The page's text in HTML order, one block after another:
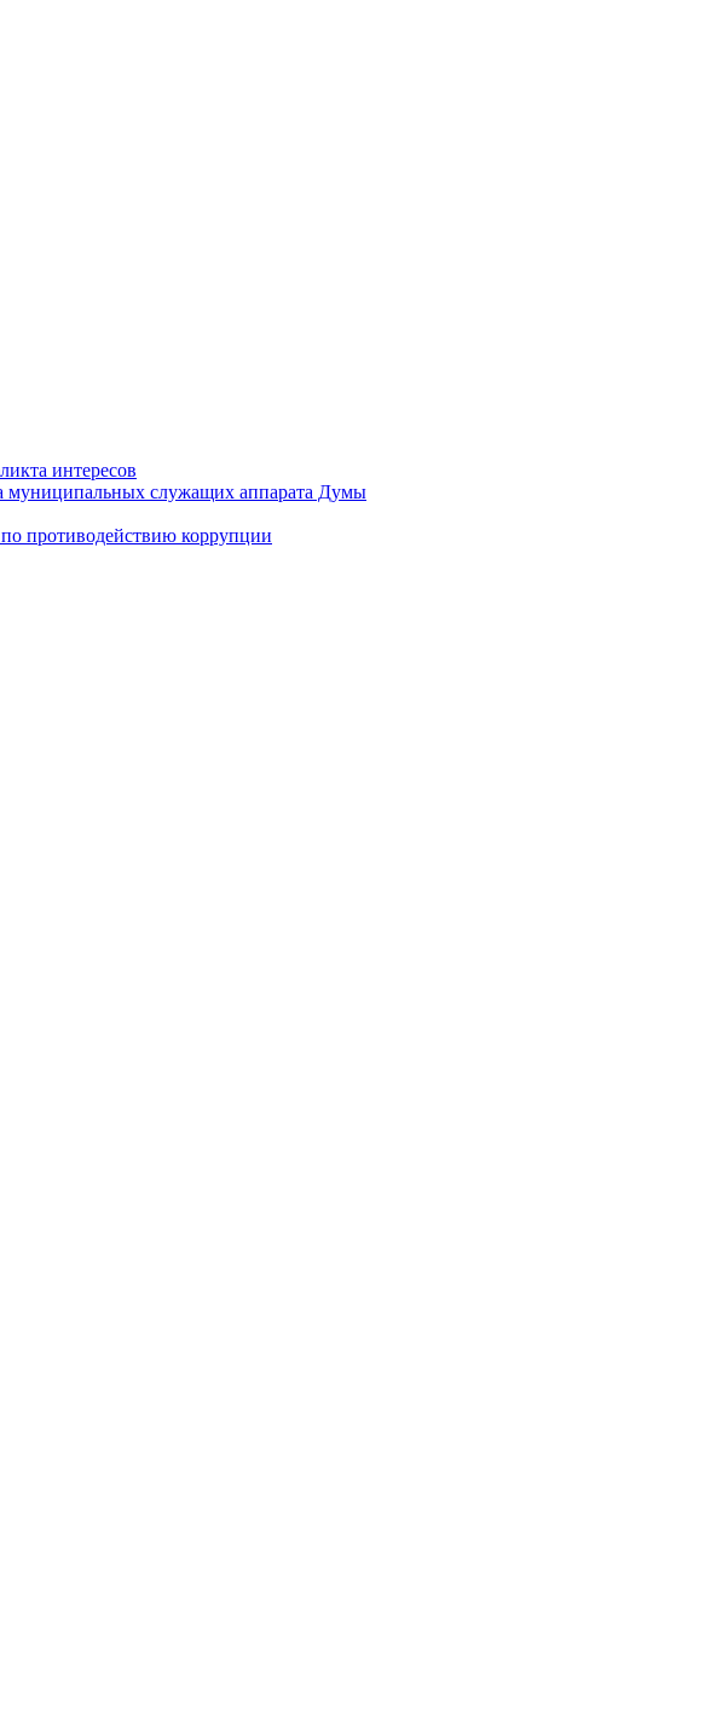
интересов
муниципальных служащих аппарата Думы
противодействию коррупции